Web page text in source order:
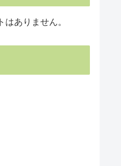
ありません。